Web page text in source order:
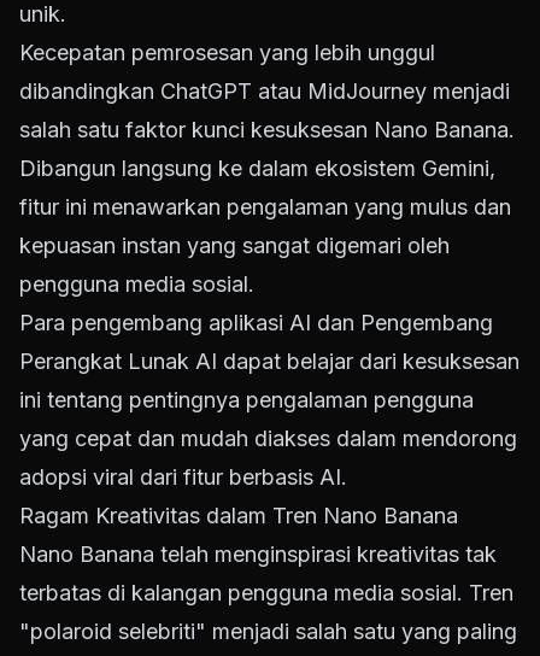
unik.
Kecepatan pemrosesan yang lebih unggul
dibandingkan ChatGPT atau MidJourney menjadi
salah satu faktor kunci kesuksesan Nano Banana.
Dibangun langsung ke dalam ekosistem Gemini,
fitur ini menawarkan pengalaman yang mulus dan
kepuasan instan yang sangat digemari oleh
pengguna media sosial.
Para pengembang aplikasi AI dan Pengembang
Perangkat Lunak AI dapat belajar dari kesuksesan
ini tentang pentingnya pengalaman pengguna
yang cepat dan mudah diakses dalam mendorong
adopsi viral dari fitur berbasis AI.
Ragam Kreativitas dalam Tren Nano Banana
Nano Banana telah menginspirasi kreativitas tak
terbatas di kalangan pengguna media sosial. Tren
"polaroid selebriti" menjadi salah satu yang paling